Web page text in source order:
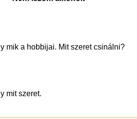
mik a hobbijai. Mit szeret csinálni?
mit szeret.